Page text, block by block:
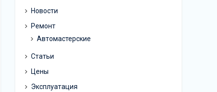
Новости
Ремонт
Автомастерские
Статьи
Цены
Эксплуатация